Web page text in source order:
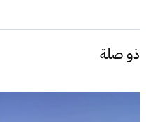
ذو صلة